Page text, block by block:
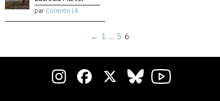
par Corentin Lê
← 1 … 5 6